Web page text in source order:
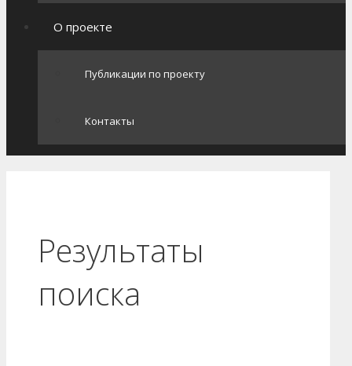
О проекте
Публикации по проекту
Контакты
Результаты
поиска